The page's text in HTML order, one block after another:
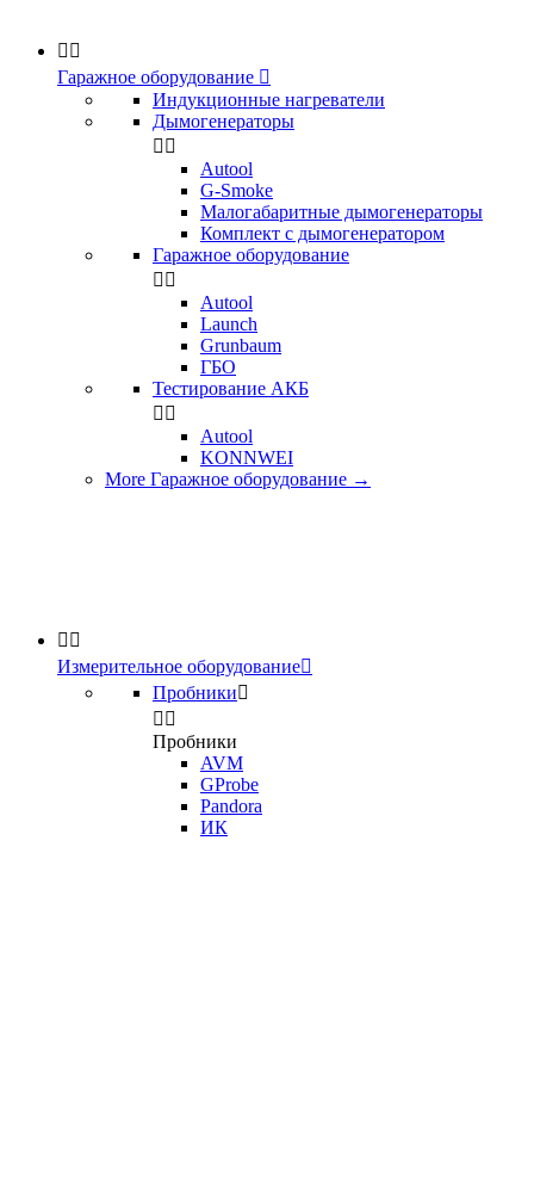
 
Гаражное оборудование 
Индукционные нагреватели
Дымогенераторы
 
Аutool
G-Smoke
Малогабаритные дымогенераторы
Комплект с дымогенератором
Гаражное оборудование
 
Autool
Launch
Grunbaum
ГБО
Тестирование АКБ
 
Autool
KONNWEI
More Гаражное оборудование →
 
Измерительное оборудование
Пробники
 
Пробники
AVM
GProbe
Pandora
ИК